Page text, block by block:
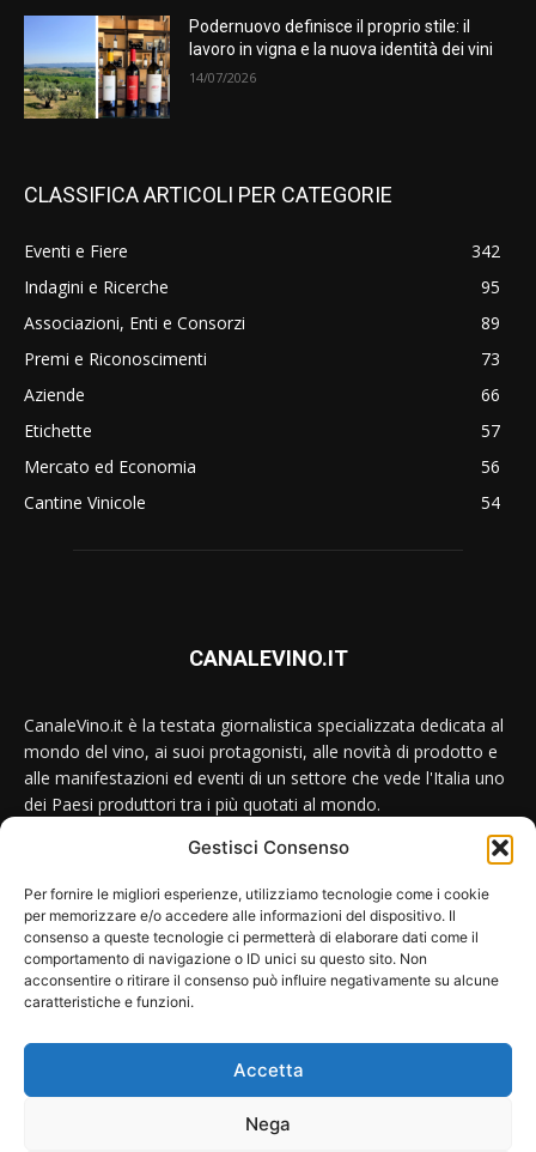
Gestisci Consenso
Per fornire le migliori esperienze, utilizziamo tecnologie come i cookie
per memorizzare e/o accedere alle informazioni del dispositivo. Il
consenso a queste tecnologie ci permetterà di elaborare dati come il
comportamento di navigazione o ID unici su questo sito. Non
acconsentire o ritirare il consenso può influire negativamente su alcune
caratteristiche e funzioni.
Accetta
Nega
Podernuovo definisce il proprio stile: il
lavoro in vigna e la nuova identità dei vini
14/07/2026
CLASSIFICA ARTICOLI PER CATEGORIE
Eventi e Fiere
342
Indagini e Ricerche
95
Associazioni, Enti e Consorzi
89
Premi e Riconoscimenti
73
Aziende
66
Etichette
57
Mercato ed Economia
56
Cantine Vinicole
54
CANALEVINO.IT
CanaleVino.it è la testata giornalistica specializzata dedicata al
mondo del vino, ai suoi protagonisti, alle novità di prodotto e
alle manifestazioni ed eventi di un settore che vede l'Italia uno
dei Paesi produttori tra i più quotati al mondo.
redazione@canalevino.it
SEGUICI SU: